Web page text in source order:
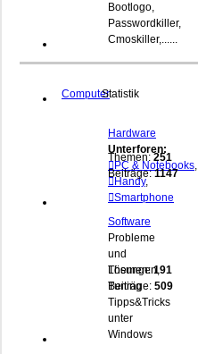
Bootlogo,
Passwordkiller,
Cmoskiller,......
ComputerStatistik
Hardware
Unterforen:
PC & Notebooks,
Handy,
Smartphone
Themen: 251
Beiträge:1147
Software
Probleme
und
Lösungen,
Tuning
Tipps&Tricks
unter
Windows
Themen:191
Beiträge: 509